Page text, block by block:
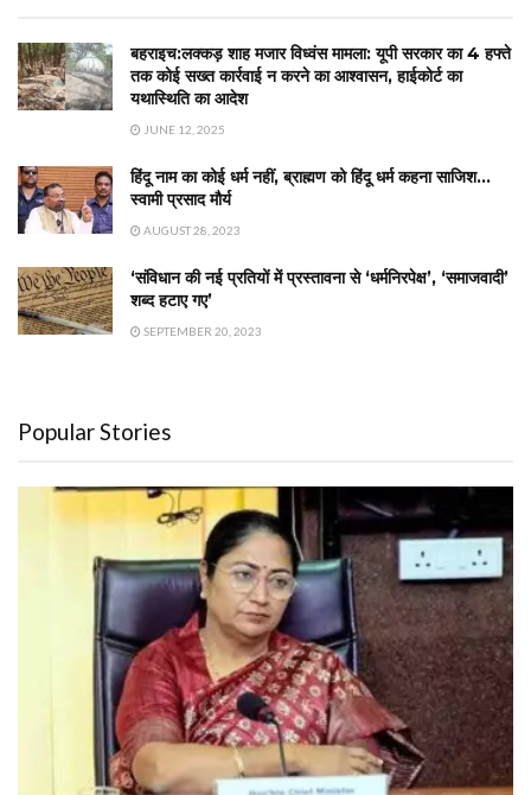
बहराइच:लक्कड़ शाह मजार विध्वंस मामला: यूपी सरकार का 4 हफ्ते
तक कोई सख्त कार्रवाई न करने का आश्वासन, हाईकोर्ट का
यथास्थिति का आदेश
JUNE 12, 2025
हिंदू नाम का कोई धर्म नहीं, ब्राह्मण को हिंदू धर्म कहना साजिश…
स्‍वामी प्रसाद मौर्य
AUGUST 28, 2023
‘संविधान की नई प्रतियों में प्रस्तावना से ‘धर्मनिरपेक्ष’, ‘समाजवादी’
शब्द हटाए गए’
SEPTEMBER 20, 2023
Popular Stories